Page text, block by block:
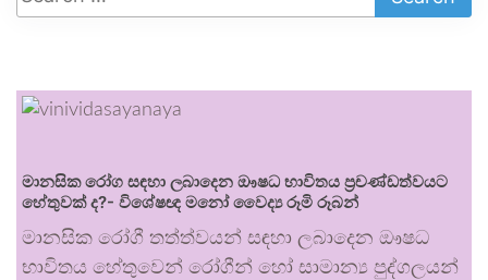
මානසික රෝග සඳහා ලබාදෙන ඖෂධ භාවිතය ප්‍රචණ්ඩත්වයට
හේතුවක් ද?- විශේෂඥ මනෝ වෛද්‍ය රූමි රූබන්
මානසික රෝගී තත්ත්වයන් සඳහා ලබාදෙන ඖෂධ
භාවිතය හේතුවෙන් රෝගීන් හෝ සාමාන්‍ය පුද්ගලයන්